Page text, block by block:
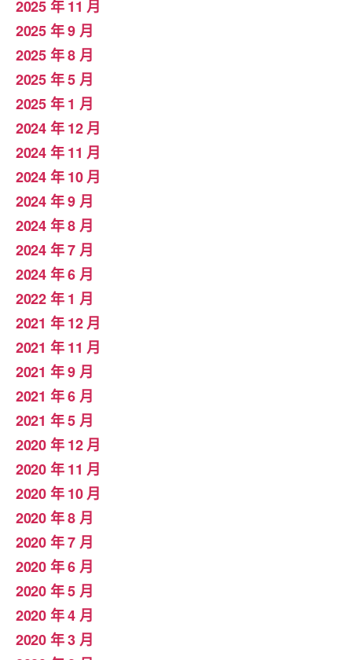
2025 年 11 月
2025 年 9 月
2025 年 8 月
2025 年 5 月
2025 年 1 月
2024 年 12 月
2024 年 11 月
2024 年 10 月
2024 年 9 月
2024 年 8 月
2024 年 7 月
2024 年 6 月
2022 年 1 月
2021 年 12 月
2021 年 11 月
2021 年 9 月
2021 年 6 月
2021 年 5 月
2020 年 12 月
2020 年 11 月
2020 年 10 月
2020 年 8 月
2020 年 7 月
2020 年 6 月
2020 年 5 月
2020 年 4 月
2020 年 3 月